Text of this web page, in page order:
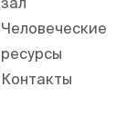
Человеческие
ресурсы
Контакты